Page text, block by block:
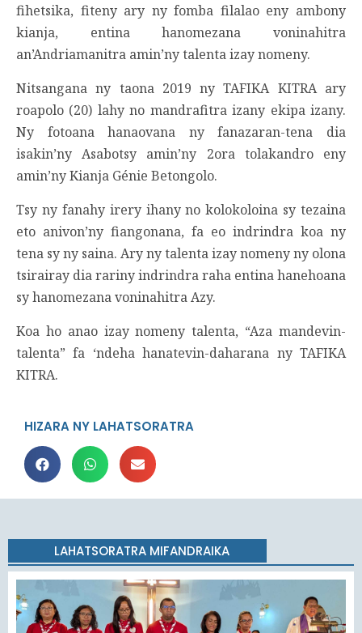
fihetsika, fiteny ary ny fomba filalao eny ambony
kianja, entina hanomezana voninahitra
an’Andriamanitra amin’ny talenta izay nomeny.
Nitsangana ny taona 2019 ny TAFIKA KITRA ary
roapolo (20) lahy no mandrafitra izany ekipa izany.
Ny fotoana hanaovana ny fanazaran-tena dia
isakin’ny Asabotsy amin’ny 2ora tolakandro eny
amin’ny Kianja Génie Betongolo.
Tsy ny fanahy irery ihany no kolokoloina sy tezaina
eto anivon’ny fiangonana, fa eo indrindra koa ny
tena sy ny saina. Ary ny talenta izay nomeny ny olona
tsirairay dia rariny indrindra raha entina hanehoana
sy hanomezana voninahitra Azy.
Koa ho anao izay nomeny talenta, “Aza mandevin-
talenta” fa ‘ndeha hanatevin-daharana ny TAFIKA
KITRA.
HIZARA NY LAHATSORATRA
LAHATSORATRA MIFANDRAIKA